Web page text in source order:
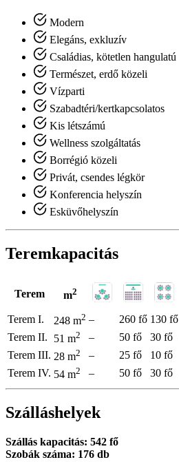
Modern
Elegáns, exkluzív
Családias, kötetlen hangulatú
Természet, erdő közeli
Vízparti
Szabadtéri/kertkapcsolatos
Kis létszámú
Wellness szolgáltatás
Borrégió közeli
Privát, csendes légkör
Konferencia helyszín
Esküvőhelyszín
Teremkapacitás
Terem m2
Terem I. 248 m2 – 260 fő 130 fő
Terem II.
51 m2 – 50 fő 30 fő
Terem III. 28 m2 – 25 fő 10 fő
Terem IV. 54 m2 – 50 fő 30 fő
Szálláshelyek
Szállás kapacitás: 542 fő
Szobák száma: 176 db